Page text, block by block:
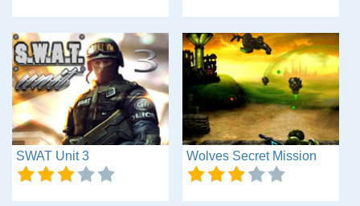
SWAT Unit 3 Wolves Secret Mission